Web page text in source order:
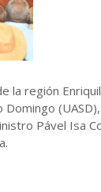
la región
Pável Isa